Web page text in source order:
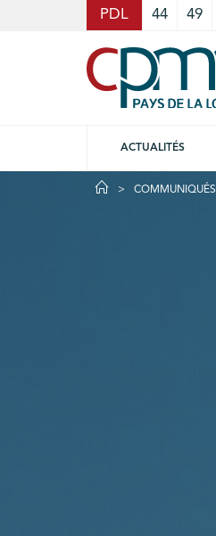
PDL 44 49
ACTUALITÉS
COMMUNIQUÉS
Cookies management panel